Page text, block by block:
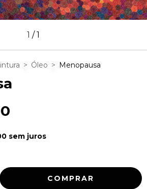
1 /1
> Óleo > Menopausa
sem juros